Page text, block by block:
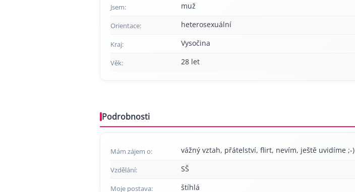
Jsem: muž
Orientace: heterosexuální
Kraj: Vysočina
Věk: 28 let
Podrobnosti
Mám zájem o: vážný vztah, přátelství, flirt, nevím, ještě uvidíme ;-)
Vzdělání: SŠ
Moje postava: štíhlá